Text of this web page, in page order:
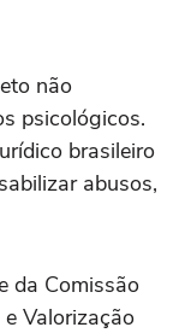
não
psicológicos.
brasileiro
abusos,
da Comissão
Valorização